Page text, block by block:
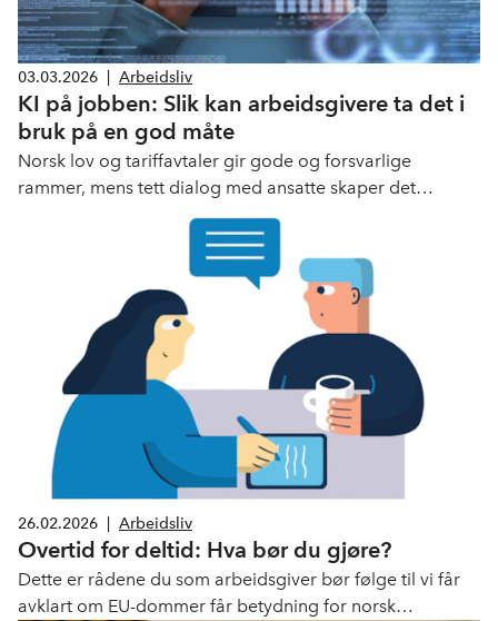
03.03.2026 Arbeidsliv
KI på jobben: Slik kan arbeidsgivere ta det i
bruk på en god måte
Norsk lov og tariffavtaler gir gode og forsvarlige
rammer, mens tett dialog med ansatte skaper det
nødvendige samarbeidet. Sjekk ut NHOs KI-sjekkliste for
26.02.2026 Arbeidsliv
Overtid for deltid: Hva bør du gjøre?
Dette er rådene du som arbeidsgiver bør følge til vi får
avklart om EU-dommer får betydning for norsk